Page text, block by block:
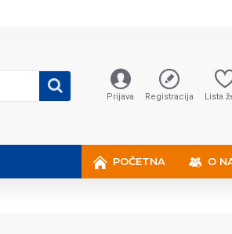
Prijava Registracija Lista
POČETNA O